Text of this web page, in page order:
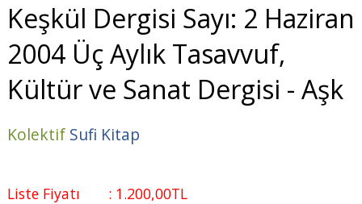
Keşkül Dergisi Sayı: 2 Haziran
2004 Üç Aylık Tasavvuf,
Kültür ve Sanat Dergisi - Aşk
Kolektif Sufi Kitap
Liste Fiyatı : 1.200,00TL